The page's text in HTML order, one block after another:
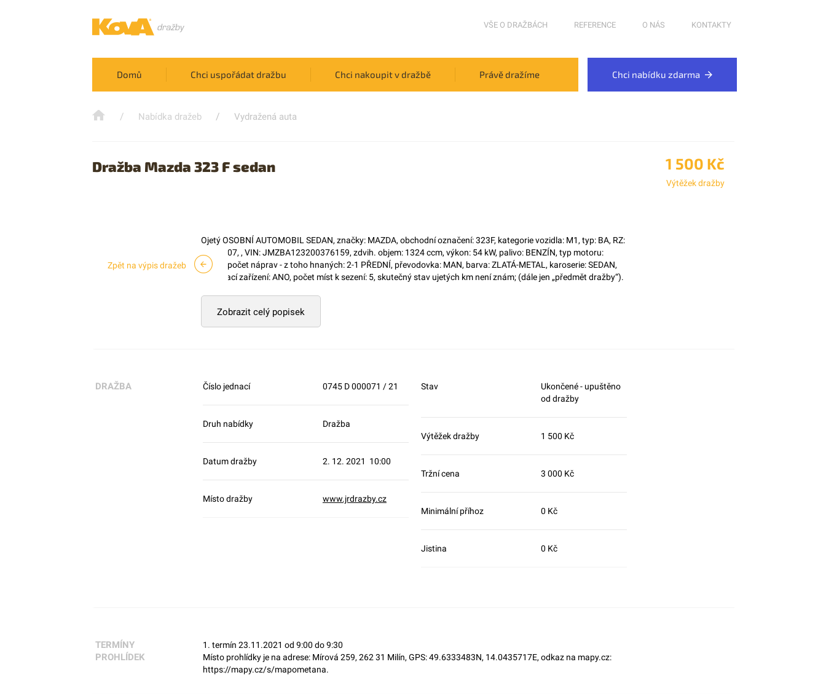
VŠE O DRAŽBÁCH REFERENCE O NÁS KONTAKTY
Domů Chci uspořádat dražbu Chci nakoupit v dražbě Právě dražíme Chci nabídku zdarma
/ Nabídka dražeb / Vydražená auta
Dražba Mazda 323 F sedan 1 500 Kč
Výtěžek dražby
Zpět na výpis dražeb
Ojetý OSOBNÍ AUTOMOBIL SEDAN, značky: MAZDA, obchodní označení: 323F, kategorie vozidla: M1, typ: BA, RZ:
4E1 9607, , VIN: JMZBA123200376159, zdvih. objem: 1324 ccm, výkon: 54 kW, palivo: BENZÍN, typ motoru:
SOHC, počet náprav - z toho hnaných: 2-1 PŘEDNÍ, převodovka: MAN, barva: ZLATÁ-METAL, karoserie: SEDAN,
spojovací zařízení: ANO, počet míst k sezení: 5, skutečný stav ujetých km není znám; (dále jen „předmět dražby“).
Zobrazit celý popisek
DRAŽBA Číslo jednací 0745 D 000071 / 21
Druh nabídky Dražba
Datum dražby 2. 12. 2021 10:00
Místo dražby www.jrdrazby.cz
Stav
Ukončené - upuštěno
od dražby
Výtěžek dražby 1 500 Kč
Tržní cena 3 000 Kč
Minimální příhoz 0 Kč
Jistina 0 Kč
TERMÍNY
PROHLÍDEK
1. termín 23.11.2021 od 9:00 do 9:30
Místo prohlídky je na adrese: Mírová 259, 262 31 Milín, GPS: 49.6333483N, 14.0435717E, odkaz na mapy.cz:
https://mapy.cz/s/mapometana.